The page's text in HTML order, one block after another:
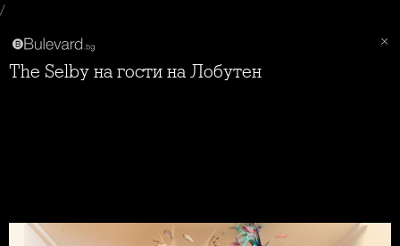
/
The Selby на гости на Лобутен